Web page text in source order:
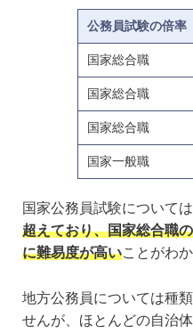
公務員試験の倍率
国家総合職
国家総合職
国家総合職
国家一般職
国家公務員試験については
超えており、国家総合職
に難易度が高いことがわ
地方公務員については種
せんが、ほとんどの自治